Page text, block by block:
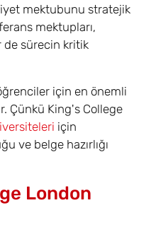
mektubunu stratejik
mektupları,
de sürecin kritik
için en önemli
Çünkü King's College
için
ve belge hazırlığı
London